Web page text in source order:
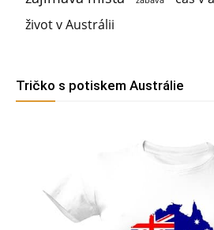
život v Austrálii
Tričko s potiskem Austrálie